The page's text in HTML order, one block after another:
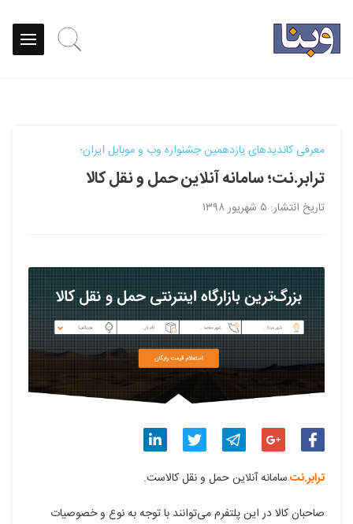
معرفی کاندیدهای یازدهمین جشنواره وب و موبایل ایران؛
ترابر.نت؛ سامانه آنلاین حمل و نقل کالا
تاریخ انتشار: ۵ شهریور ۱۳۹۸
اشتراک
ترابر.نتسامانه آنلاین حمل و نقل کالاست.
صاحبان کالا در این پلتفرم می‌توانند با توجه به نوع و خصوصیات